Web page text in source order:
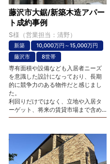
藤沢市大鋸/新築木造アパー
ト成約事例
S様（営業担当：清野）
新築
10,000万円～15,000万円
藤沢市
8世帯
専有面積や設備なども入居者ニーズ
を意識した設計になっており、長期
的に競争力のある物件だと感じまし
た。
利回りだけではなく、立地や入居タ
ーゲット、将来の賃貸市場まで含め
て説明が非常にロジカルで、投資と
が最終的な決め手になりました。